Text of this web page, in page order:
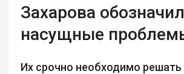
Захарова
насущные
Их срочно необходимо решать